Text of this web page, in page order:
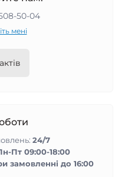
50-04
мені
24/7
Пт 09:00-18:00
замовленні до 16:00